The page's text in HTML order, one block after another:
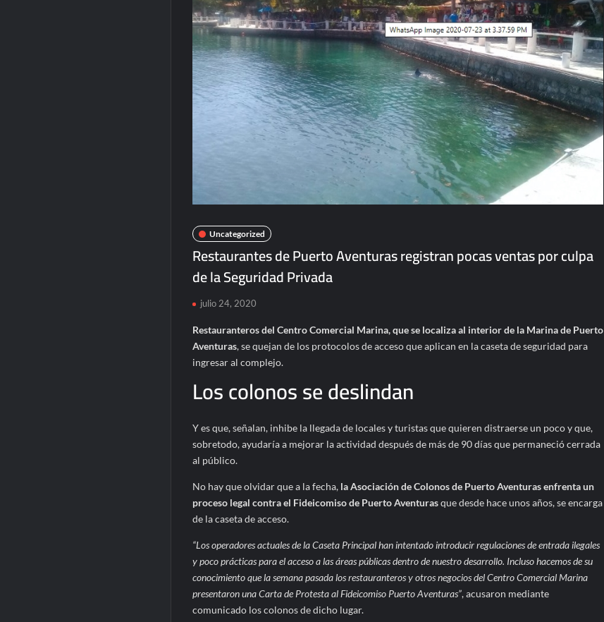
Uncategorized
Restaurantes de Puerto Aventuras registran pocas ventas por culpa
de la Seguridad Privada
julio 24, 2020
Restauranteros del Centro Comercial Marina, que se localiza al interior de la Marina de Puerto
Aventuras, se quejan de los protocolos de acceso que aplican en la caseta de seguridad para
ingresar al complejo.
Los colonos se deslindan
Y es que, señalan, inhibe la llegada de locales y turistas que quieren distraerse un poco y que,
sobretodo, ayudaría a mejorar la actividad después de más de 90 días que permaneció cerrada
al público.
No hay que olvidar que a la fecha, la Asociación de Colonos de Puerto Aventuras enfrenta un
proceso legal contra el Fideicomiso de Puerto Aventurasque desde hace unos años, se encarga
de la caseta de acceso.
“Los operadores actuales de la Caseta Principal han intentado introducir regulaciones de entrada ilegales
y poco prácticas para el acceso a las áreas públicas dentro de nuestro desarrollo. Incluso hacemos de su
conocimiento que la semana pasada los restauranteros y otros negocios del Centro Comercial Marina
presentaron una Carta de Protesta al Fideicomiso Puerto Aventuras”, acusaron mediante
comunicado los colonos de dicho lugar.